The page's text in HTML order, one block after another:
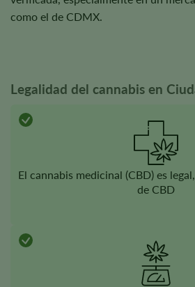
como el de CDMX.
Legalidad del cannabis en
El cannabis medicinal (CBD) es
de CBD